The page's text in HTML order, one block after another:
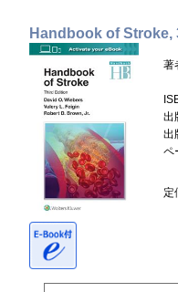
Handbook of Stroke,
著
出
出
ペ
定